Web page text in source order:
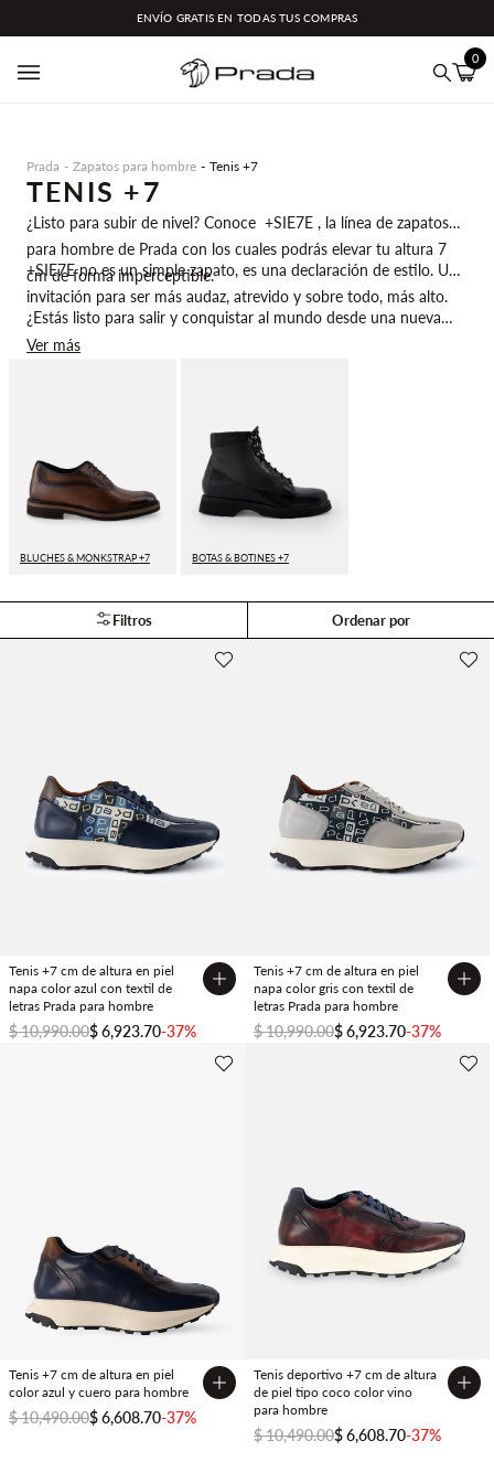
contenido
ENVÍO GRATIS EN TODAS TUS COMPRAS
0
Prada Zapatos para hombre Tenis +7
TENIS +7
¿Listo para subir de nivel? Conoce +SIE7E , la línea de zapatos
para hombre de Prada con los cuales podrás elevar tu altura 7
cm de forma imperceptible.
+SIE7E no es un simple zapato, es una declaración de estilo. Una
invitación para ser más audaz, atrevido y sobre todo, más alto.
¿Estás listo para salir y conquistar al mundo desde una nueva
perspectiva?
Ver más
BLUCHES & MONKSTRAP +7 BOTAS & BOTINES +7
Filtros Ordenar por
Tenis +7 cm de altura en piel
napa color azul con textil de
letras Prada para hombre
$ 10,990.00$ 6,923.70-37%
Tenis +7 cm de altura en piel
napa color gris con textil de
letras Prada para hombre
$ 10,990.00$ 6,923.70-37%
Tenis +7 cm de altura en piel
color azul y cuero para hombre
$ 10,490.00$ 6,608.70-37%
Tenis deportivo +7 cm de altura
de piel tipo coco color vino
para hombre
$ 10,490.00$ 6,608.70-37%
FIDELITY